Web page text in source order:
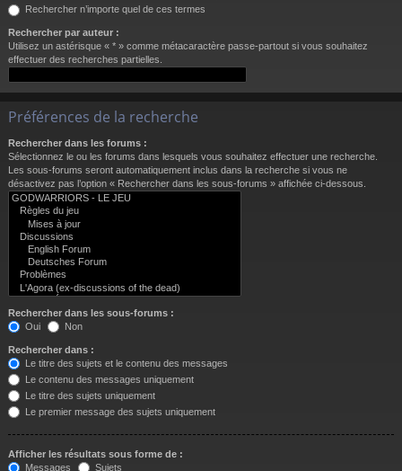
Rechercher n’importe quel de ces termes
Rechercher par auteur :
Utilisez un astérisque « * » comme métacaractère passe-partout si vous souhaitez
effectuer des recherches partielles.
Préférences de la recherche
Rechercher dans les forums :
Sélectionnez le ou les forums dans lesquels vous souhaitez effectuer une recherche.
Les sous-forums seront automatiquement inclus dans la recherche si vous ne
désactivez pas l’option « Rechercher dans les sous-forums » affichée ci-dessous.
Rechercher dans les sous-forums :
Oui
Non
Rechercher dans :
Le titre des sujets et le contenu des messages
Le contenu des messages uniquement
Le titre des sujets uniquement
Le premier message des sujets uniquement
Afficher les résultats sous forme de :
Messages
Sujets